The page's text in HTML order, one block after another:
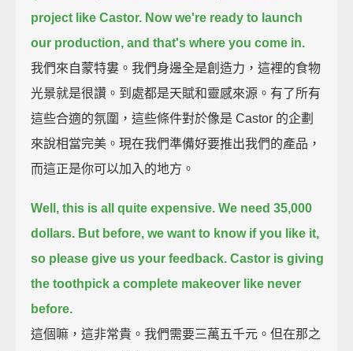
project like Castor. Now we're ready to launch
our production, and that's where you come in.
我們來自蒙特婁。我們身邊全是創造力，這裡的食物
光景就是很讚。到處都是天賦和靈感來源。有了所有
這些合適的氛圍，這些條件對於像是 Castor 的企劃
來說相當完美。現在我們準備好要推出我們的產品，
而這正是你可以加入的地方。
Well, this is all quite expensive. We need 35,000
dollars. But before, we want to know if you like it,
so please give us your feedback. Castor is giving
the toothpick a complete makeover like never
before.
這個嘛，這非常貴。我們需要三萬五千元。但在那之